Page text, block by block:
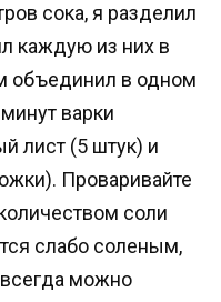
сока, я разделил
каждую из них в
объединил в одном
варки
лист (5 штук) и
Проваривайте
соли
слабо соленым,
можно